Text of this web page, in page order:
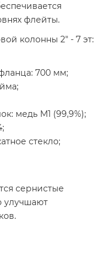
флейты.
колонны 2" - 7 эт:
700 мм;
медь М1 (99,9%);
стекло;
сернистые
улучшают